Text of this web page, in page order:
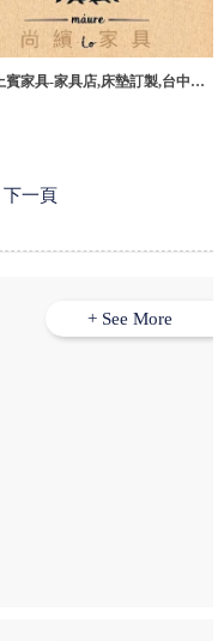
賓家具-家具店,床墊訂製,台中家
下一頁
+ See More